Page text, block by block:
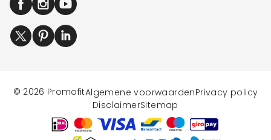
© 2026 PromofitAlgemene voorwaardenPrivacy policy
DisclaimerSitemap